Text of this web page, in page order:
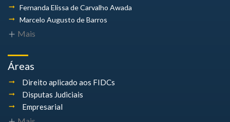
Fernanda Elissa de Carvalho Awada
Marcelo Augusto de Barros
Mais
Áreas
Direito aplicado aos FIDCs
Disputas Judiciais
Empresarial